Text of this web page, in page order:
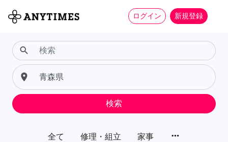
ログイン 新規登録
全て 修理・組立 家事 more_horiz
search
place
検索